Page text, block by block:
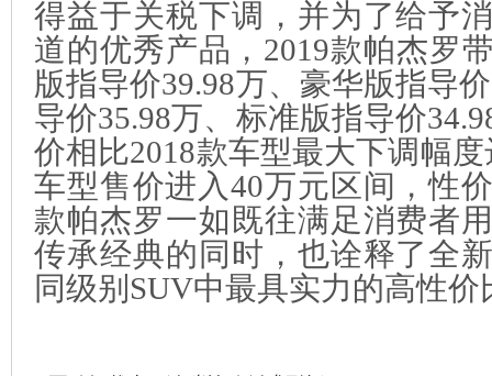
得益于关税下调，并为了给予
道的优秀产品，2019款帕杰罗
版指导价39.98万、豪华版指导
导价35.98万、标准版指导价
价相比2018款车型最大下调幅
车型售价进入40万元区间，性
款帕杰罗一如既往满足消费者
传承经典的同时，也诠释了全
同级别SUV中最具实力的高性价